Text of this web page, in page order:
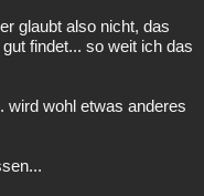
glaubt also nicht, das
findet... so weit ich das
wird wohl etwas anderes